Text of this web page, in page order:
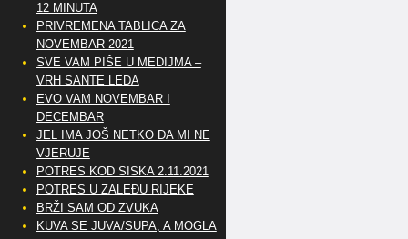
12 MINUTA
PRIVREMENA TABLICA ZA
NOVEMBAR 2021
SVE VAM PIŠE U MEDIJMA –
VRH SANTE LEDA
EVO VAM NOVEMBAR I
DECEMBAR
JEL IMA JOŠ NETKO DA MI NE
VJERUJE
POTRES KOD SISKA 2.11.2021
POTRES U ZALEĐU RIJEKE
BRŽI SAM OD ZVUKA
KUVA SE JUVA/SUPA, A MOGLA